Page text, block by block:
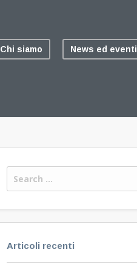
Chi siamo News ed eventi
Articoli recenti